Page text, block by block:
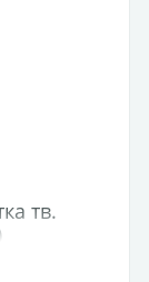
тв.